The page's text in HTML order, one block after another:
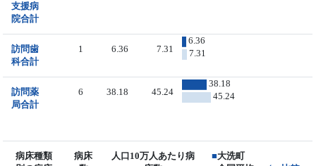
支援病
院合計
訪問歯
科合計
1 6.36 7.31
6.36
7.31
訪問薬
局合計
6 38.18 45.24
38.18
45.24
病床種類
病床
人口10万人あたり病
■大洗町